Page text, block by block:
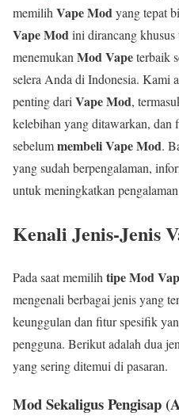
memilih Vape Modyang tepat
Vape Modini dirancang
menemukan Mod Vapeterbaik
selera Anda di Indonesia. Kami
penting dari Vape Mod,
kelebihan yang ditawarkan,
sebelummembeli Vape Mod.
yang sudah berpengalaman,
untuk meningkatkan
Kenali Jenis-Jenis
Pada saat memilih tipe Mod
mengenali berbagai jenis yang
keunggulan dan fitur spesifik
pengguna. Berikut adalah dua
yang sering ditemui di pasaran.
Mod Sekaligus Pengisap